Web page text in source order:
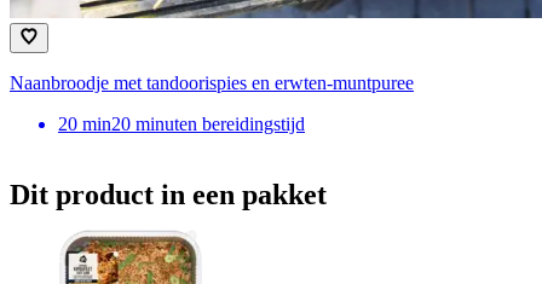
Naanbroodje met tandoorispies en erwten-muntpuree
20 min20 minuten bereidingstijd
Dit product in een pakket